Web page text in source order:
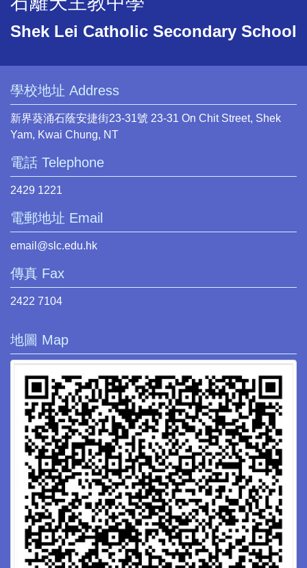
Shek Lei Catholic Secondary School
學校地址 Address
新界葵涌石蔭安捷街23-31號 23-31 On Chit Street, Shek
Yam, Kwai Chung, NT
電話 Telephone
2429 1221
電郵地址 Email
email@slc.edu.hk
傳真 Fax
2422 7104
地圖 Map